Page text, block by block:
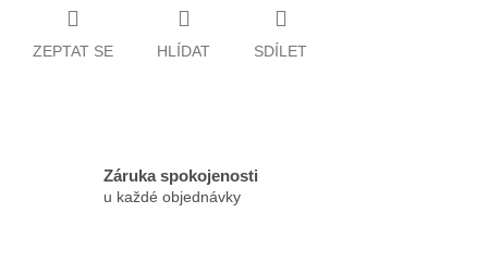
ZEPTAT SE HLÍDAT SDÍLET
Záruka spokojenosti
u každé objednávky